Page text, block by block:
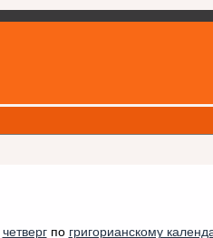
четвергпо григорианскому